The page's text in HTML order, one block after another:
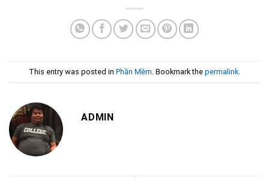
This entry was posted in Phần Mềm . Bookmark the permalink
ADMIN